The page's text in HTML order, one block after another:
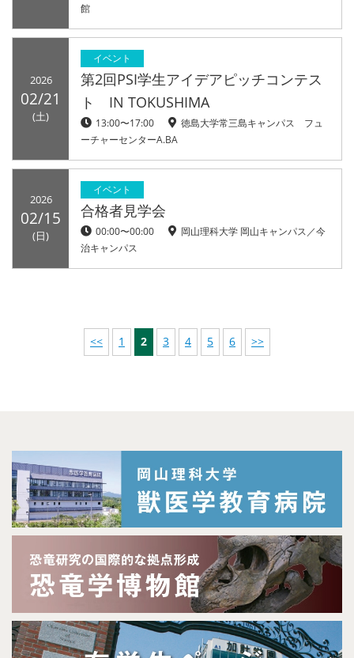
館
2026
02/21
(土)
イベント
第2回PSI学生アイデアピッチコンテス
ト IN TOKUSHIMA
13:00〜17:00
徳島大学常三島キャンパス フュ
ーチャーセンターA.BA
2026
02/15
(日)
イベント
合格者見学会
00:00〜00:00
岡山理科大学 岡山キャンパス／今
治キャンパス
<< 1 2 3 4 5 6 >>